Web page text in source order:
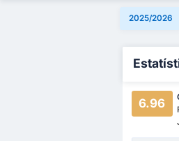
2025/2026
6.96